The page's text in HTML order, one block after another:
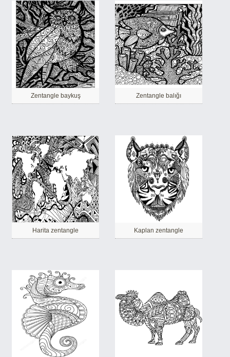
Zentangle baykuş Zentangle balığı
Harita zentangle Kaplan zentangle